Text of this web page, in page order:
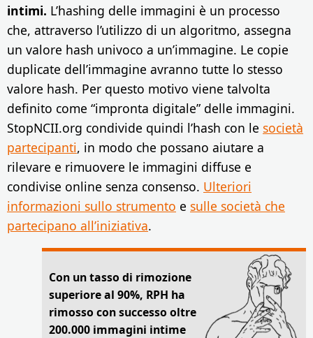
intimi. L’hashing delle immagini è un processo
che, attraverso l’utilizzo di un algoritmo, assegna
un valore hash univoco a un’immagine. Le copie
duplicate dell’immagine avranno tutte lo stesso
valore hash. Per questo motivo viene talvolta
definito come “impronta digitale” delle immagini.
StopNCII.org condivide quindi l’hash con le società
partecipanti, in modo che possano aiutare a
rilevare e rimuovere le immagini diffuse e
condivise online senza consenso. Ulteriori
informazioni sullo strumento e sulle società che
partecipano all’iniziativa.
Con un tasso di rimozione
superiore al 90%, RPH ha
rimosso con successo oltre
200.000 immagini intime